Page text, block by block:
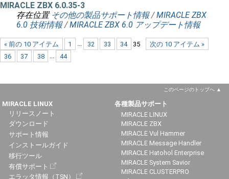
MIRACLE ZBX 6.0.35-3
存在位置 その他の製品サポート情報 /MIRACLE ZBX
6.0 技術情報 /MIRACLE ZBX 6.0 アップデート情報
« 前の 10 アイテム 次の 10 アイテム »
1 ... 32 33 34
35
36
37 38 ... 44
このページのトップへ
MIRACLE LINUX
リリースノート
ダウンロード
サポート情報
インストールガイド
移行ツール
有償サポート
エラッタ情報（TSN）
各種製品サポート
MIRACLE LINUX
MIRACLE ZBX
MIRACLE Vul Hammer
MIRACLE Message Handler
MIRACLE Hatohol Enterprise
MIRACLE System Savior
MIRACLE CLUSTERPRO